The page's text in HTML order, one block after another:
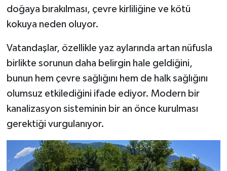
doğaya bırakılması, çevre kirliliğine ve kötü
kokuya neden oluyor.
Vatandaşlar, özellikle yaz aylarında artan nüfusla
birlikte sorunun daha belirgin hale geldiğini,
bunun hem çevre sağlığını hem de halk sağlığını
olumsuz etkilediğini ifade ediyor. Modern bir
kanalizasyon sisteminin bir an önce kurulması
gerektiği vurgulanıyor.